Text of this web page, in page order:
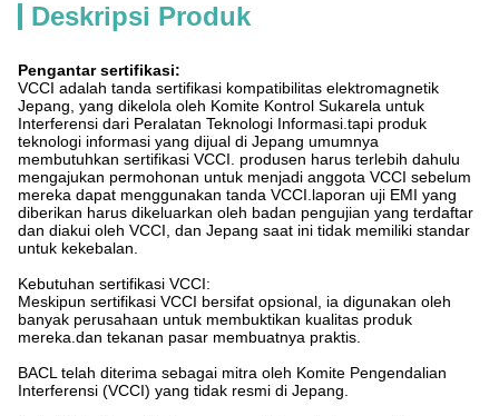
Deskripsi Produk
Pengantar sertifikasi:
VCCI adalah tanda sertifikasi kompatibilitas elektromagnetik
Jepang, yang dikelola oleh Komite Kontrol Sukarela untuk
Interferensi dari Peralatan Teknologi Informasi.tapi produk
teknologi informasi yang dijual di Jepang umumnya
membutuhkan sertifikasi VCCI. produsen harus terlebih dahulu
mengajukan permohonan untuk menjadi anggota VCCI sebelum
mereka dapat menggunakan tanda VCCI.laporan uji EMI yang
diberikan harus dikeluarkan oleh badan pengujian yang terdaftar
dan diakui oleh VCCI, dan Jepang saat ini tidak memiliki standar
untuk kekebalan.
Kebutuhan sertifikasi VCCI:
Meskipun sertifikasi VCCI bersifat opsional, ia digunakan oleh
banyak perusahaan untuk membuktikan kualitas produk
mereka.dan tekanan pasar membuatnya praktis.
BACL telah diterima sebagai mitra oleh Komite Pengendalian
Interferensi (VCCI) yang tidak resmi di Jepang.